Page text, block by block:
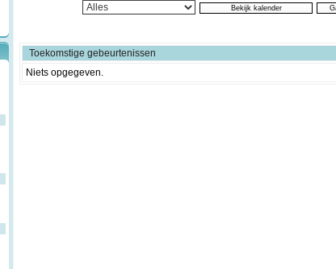
Toekomstige gebeurtenissen
Niets opgegeven.